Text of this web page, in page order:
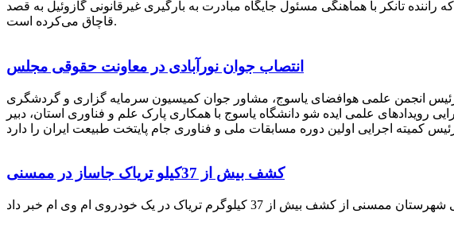
شد که راننده تانکر با هماهنگی مسئول جایگاه مبادرت به بارگیری غیرقانونی گازوئیل به قصد
قاچاق می‌کرده است.
انتصاب جوان نورآبادی در معاونت حقوقی مجلس
انجمن علمی هوافضای یاسوج، مشاور جوان کمیسیون سرمایه گزاری و گردشگری
رویدادهای علمی ایده شو دانشگاه یاسوج با همکاری پارک علم و فناوری استان، دبیر
کشف بیش از 37کیلو تریاک جاساز در ممسنی